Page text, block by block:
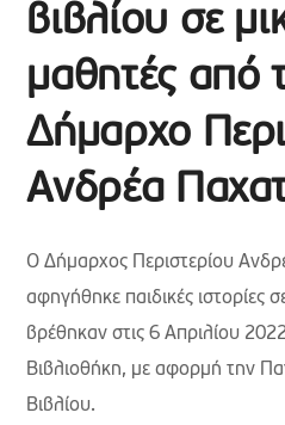
βιβλίου σε
μαθητές από
Δήμαρχο
Ανδρέα
Ο Δήμαρχος Περιστερίου
αφηγήθηκε παιδικές ιστορίες
βρέθηκαν στις 6 Απριλίου
Βιβλιοθήκη, με αφορμή την
Βιβλίου.